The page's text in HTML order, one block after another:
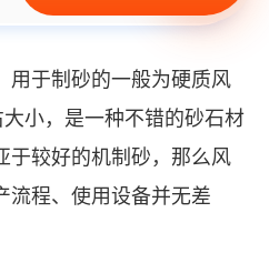
用于制砂的一般为硬质风
小，是一种不错的砂石材
于较好的机制砂，那么风
流程、使用设备并无差